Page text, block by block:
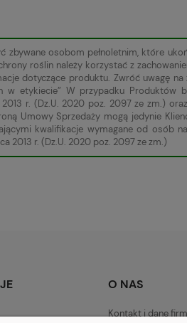
osobom pełnoletnim, które
roślin należy korzystać z
dotyczące produktu. Zwróć uwagę
w etykiecie” W przypadku Produktów
r. (Dz.U. 2020 poz. 2097 ze zm.)
Umowy Sprzedaży mogą jedynie
kwalifikacje wymagane od osób
2013 r. (Dz.U. 2020 poz. 2097 ze zm.)
O NAS
Kontakt i dane